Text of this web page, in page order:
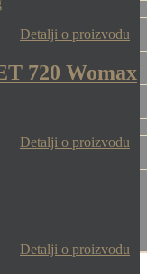
Detalji o proizvodu
720 Womax
Detalji o proizvodu
Detalji o proizvodu